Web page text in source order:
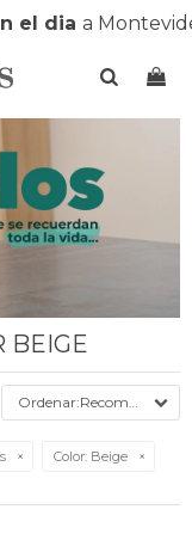
el diaa
BEIGE
Recomendados
Color: Beige